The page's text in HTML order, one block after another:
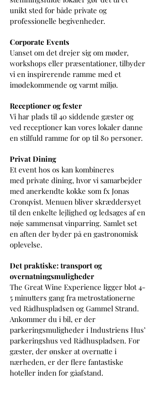
unikt sted for både private og
professionelle begivenheder.
Corporate Events
Uanset om det drejer sig om møder,
workshops eller præsentationer, tilbyder
vi en inspirerende ramme med et
imødekommende og varmt miljø.
Receptioner og fester
Vi har plads til 40 siddende gæster og
ved receptioner kan vores lokaler danne
en stilfuld ramme for op til 80 personer.
Privat Dining
Et event hos os kan kombineres
med private dining, hvor vi samarbejder
med anerkendte kokke som fx Jonas
Cronqvist. Menuen bliver skræddersyet
til den enkelte lejlighed og ledsages af en
nøje sammensatvinparring. Samlet set
en aften der byder påen gastronomisk
oplevelse.
Det praktiske: transport og
overnatningsmuligheder
The Great Wine Experience ligger blot 4-
5 minutters gang fra metrostationerne
ved Rådhuspladsen og Gammel Strand.
Ankommer du i bil, er der
parkeringsmuligheder i Industriens Hus’
parkeringshus ved Rådhuspladsen. For
gæster, der ønsker at overnatte i
nærheden, er der flere fantastiske
hoteller inden for gåafstand.